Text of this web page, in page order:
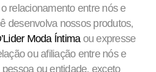
relacionamento entre nós e
desenvolva nossos produtos,
Moda Íntimaou expresse
ou afiliação entre nós e
ou entidade, exceto